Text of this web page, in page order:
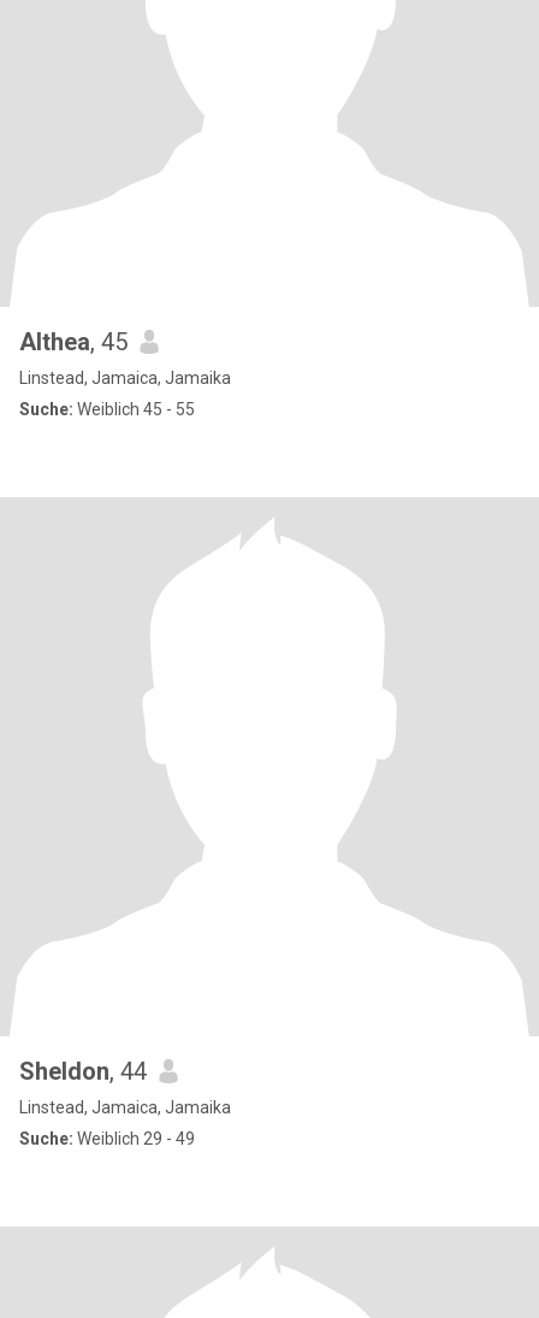
Althea, 45
Linstead, Jamaica, Jamaika
Suche: Weiblich 45 - 55
Sheldon, 44
Linstead, Jamaica, Jamaika
Suche: Weiblich 29 - 49